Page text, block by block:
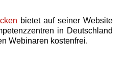
bietet auf seiner Website
in Deutschland
Webinaren kostenfrei.